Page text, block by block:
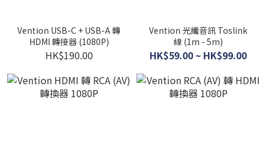
Vention USB-C + USB-A 轉
HDMI 轉接器 (1080P)
HK$190.00
Vention 光纖音訊 Toslink
線 (1m - 5m)
HK$59.00 ~ HK$99.00